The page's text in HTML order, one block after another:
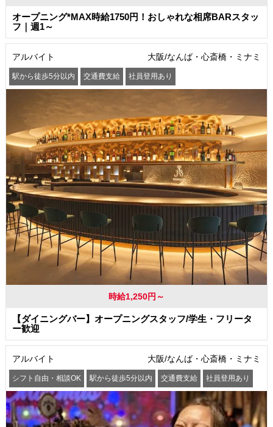
オープニング*MAX時給1750円！おしゃれな相席BARスタッ
フ｜週1～
アルバイト 大阪/なんば・心斎橋・ミナミ
駅から徒歩5分以内 交通費支給 社員登用あり
時給1,250円～
【ダイニングバー】オープニングスタッフ/学生・フリータ
ー歓迎
アルバイト 大阪/なんば・心斎橋・ミナミ
シフト自由・相談OK 駅から徒歩5分以内 交通費支給 社員登用あり